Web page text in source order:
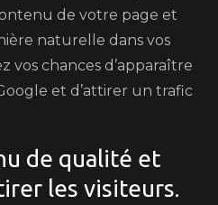
de votre page et
naturelle dans vos
vos chances d’apparaître
et d’attirer un trafic
de qualité et
les visiteurs.